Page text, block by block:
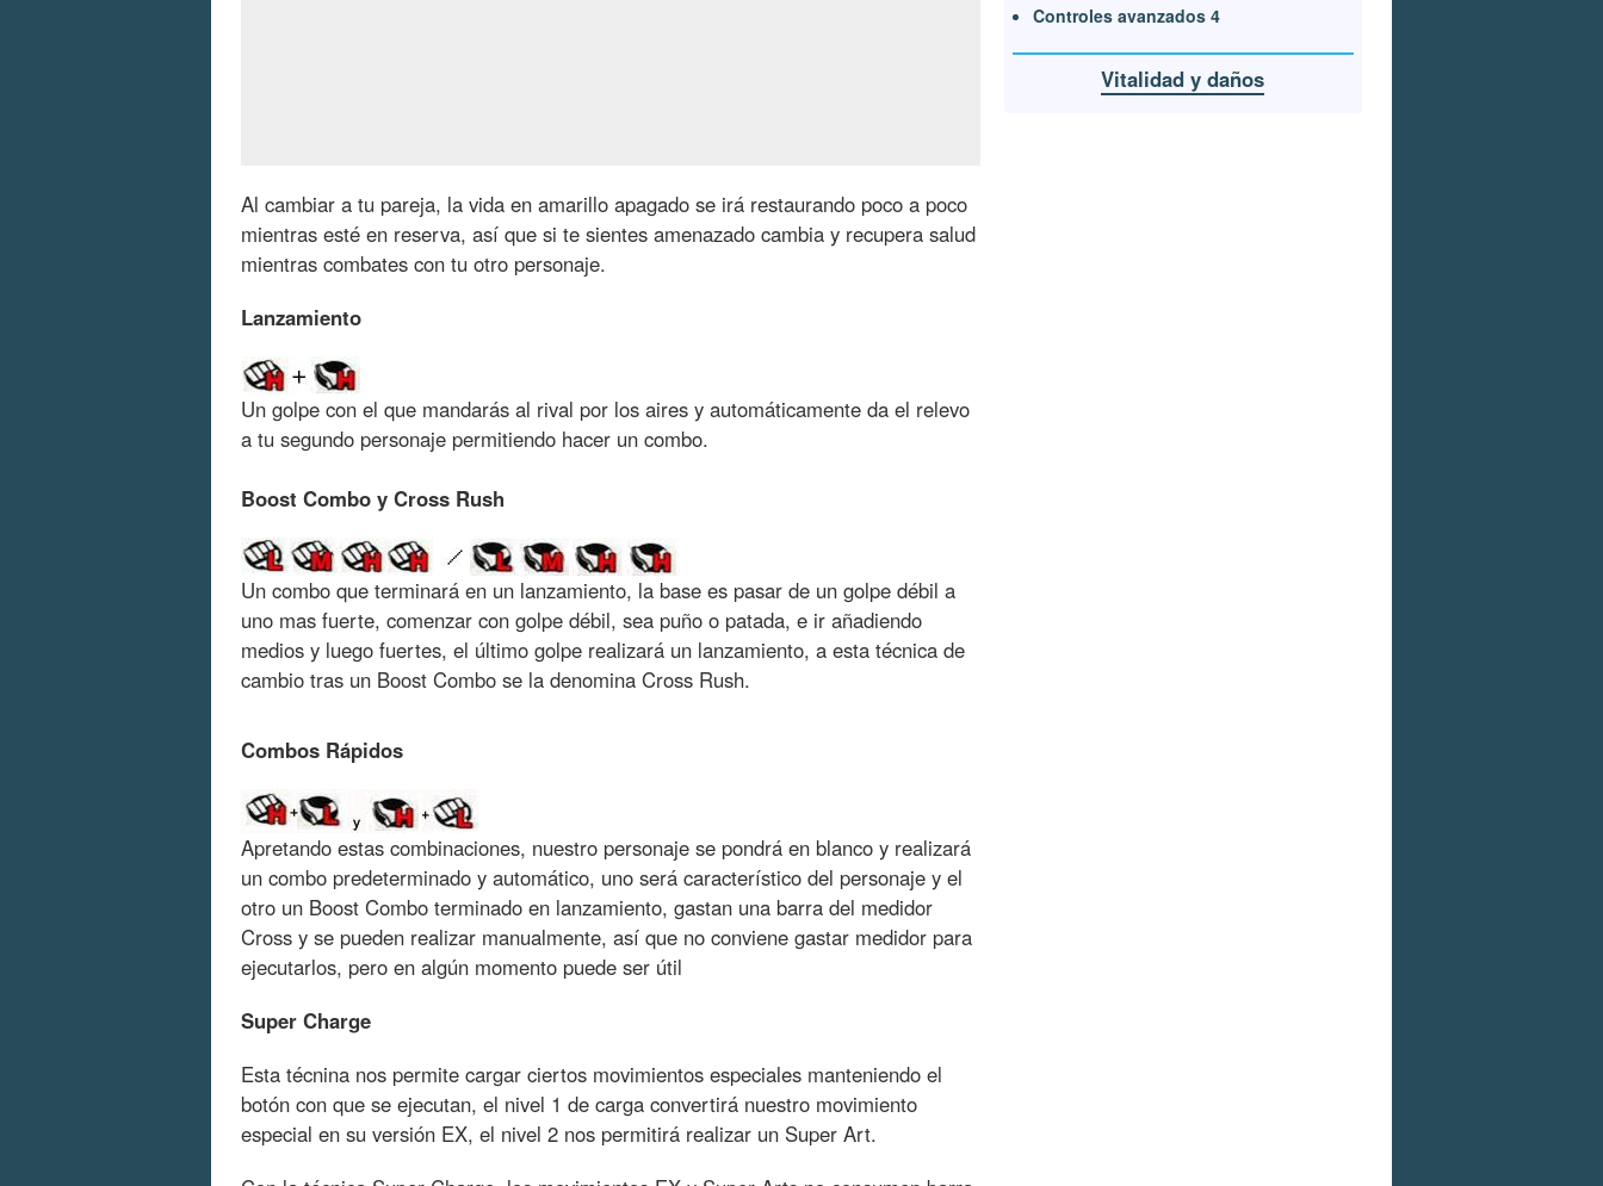
Al cambiar a tu pareja, la vida en amarillo apagado se irá restaurando poco a poco
mientras esté en reserva, así que si te sientes amenazado cambia y recupera salud
mientras combates con tu otro personaje.
Lanzamiento
Un golpe con el que mandarás al rival por los aires y automáticamente da el relevo
a tu segundo personaje permitiendo hacer un combo.
Boost Combo y Cross Rush
Un combo que terminará en un lanzamiento, la base es pasar de un golpe débil a
uno mas fuerte, comenzar con golpe débil, sea puño o patada, e ir añadiendo
medios y luego fuertes, el último golpe realizará un lanzamiento, a esta técnica de
cambio tras un Boost Combo se la denomina Cross Rush.
Combos Rápidos
Apretando estas combinaciones, nuestro personaje se pondrá en blanco y realizará
un combo predeterminado y automático, uno será característico del personaje y el
otro un Boost Combo terminado en lanzamiento, gastan una barra del medidor
Cross y se pueden realizar manualmente, así que no conviene gastar medidor para
ejecutarlos, pero en algún momento puede ser útil
Super Charge
Esta técnina nos permite cargar ciertos movimientos especiales manteniendo el
botón con que se ejecutan, el nivel 1 de carga convertirá nuestro movimiento
especial en su versión EX, el nivel 2 nos permitirá realizar un Super Art.
Controles avanzados 4
Vitalidad y daños